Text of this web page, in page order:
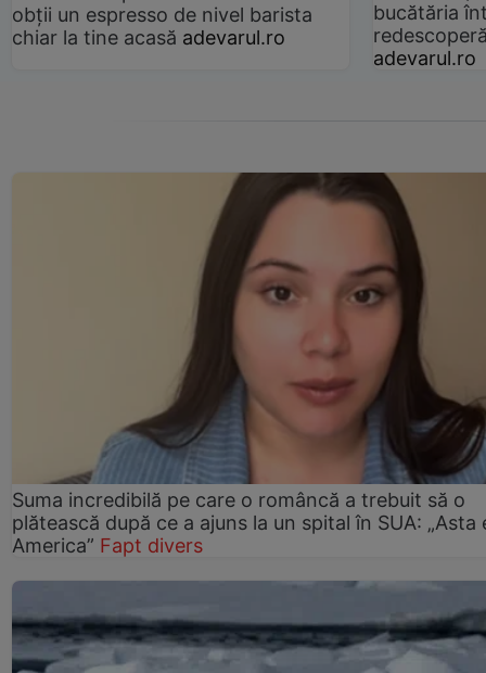
obții un espresso de nivel barista
chiar la tine acasă adevarul.ro
bucătăria
adevarul.ro
Suma incredibilă pe care o româncă a trebuit să o
plătească după ce a ajuns la un spital în SUA: „Asta
America” Fapt divers